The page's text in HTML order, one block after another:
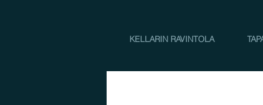
KELLARIN RAVINTOLA